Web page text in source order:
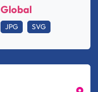
Global
JPG SVG